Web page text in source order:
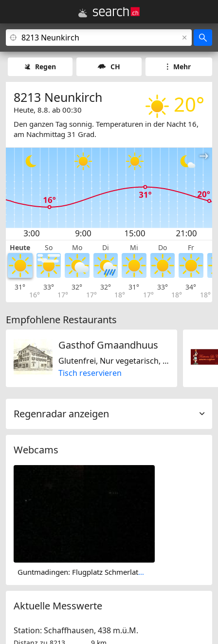
Regen CH Mehr
20°
8213 Neunkirch
Heute, 8.8. ab 00:30
Den ganzen Tag sonnig. Temperaturen in der Nacht 16,
am Nachmittag 31 Grad.
Heute So Mo Di Mi Do Fr
31°
16°
33°
17°
32°
17°
32°
18°
31°
17°
33°
18°
34°
18°
Empfohlene Restaurants
Gasthof Gmaandhuus
Glutenfrei, Nur vegetarisch, Regional, Schweizerisch
Tisch reservieren
Regenradar anzeigen
Webcams
Guntmadingen: Flugplatz Schmerlat SH LSPF
Aktuelle Messwerte
Station: Schaffhausen, 438 m.ü.M.